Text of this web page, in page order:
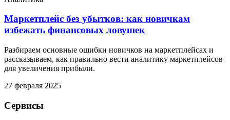
Маркетплейс без убытков: как новичкам
избежать финансовых ловушек
Разбираем основные ошибки новичков на маркетплейсах и
рассказываем, как правильно вести аналитику маркетплейсов
для увеличения прибыли.
27 февраля 2025
Сервисы